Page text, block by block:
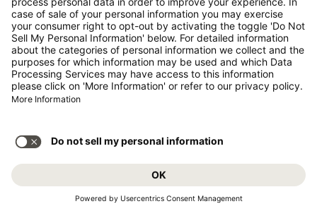
sich i.d.R. um Economy Zero, unsere restriktivste
Tarifoption. Es können hierfür zusätzliche Gebühren
fürAufgabegepäckoder für andere optionale
Leistungen anfallen. Es gelten dieAllgemeinen
Geschäftsbedingungen .